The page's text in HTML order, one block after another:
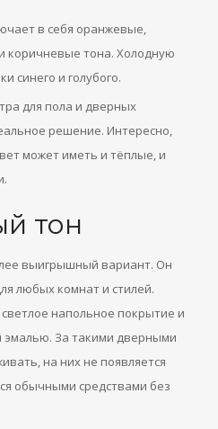
в себя оранжевые,
коричневые тона. Холодную
синего и голубого.
для пола и дверных
решение. Интересно,
может иметь и тёплые, и
тон
выигрышный вариант. Он
любых комнат и стилей.
напольное покрытие и
За такими дверными
на них не появляется
обычными средствами без